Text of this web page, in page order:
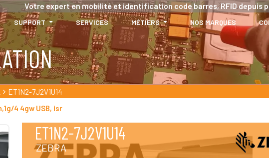
Votre expert en mobilité et identification code barres, RFID depuis
SUPPORT SERVICES MÉTIERS NOS MARQUES
ET1N2-7J2V1U14
4 4gw USB, isr
ET1N2-7J2V1U14
ZEBRA